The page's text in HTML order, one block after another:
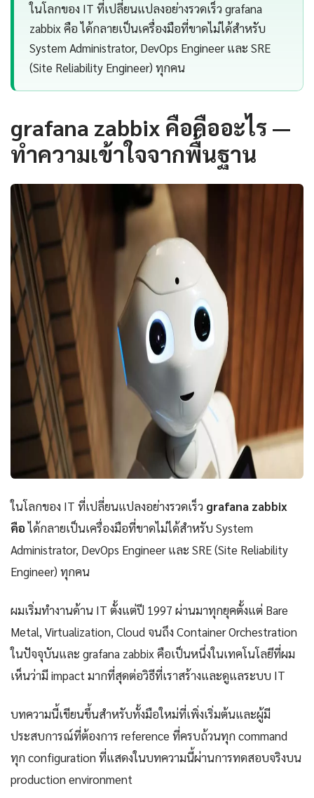
ในโลกของ IT ที่เปลี่ยนแปลงอย่างรวดเร็ว grafana
zabbix คือ ได้กลายเป็นเครื่องมือที่ขาดไม่ได้สำหรับ
System Administrator, DevOps Engineer และ SRE
(Site Reliability Engineer) ทุกคน
grafana zabbix คือคืออะไร —
ทำความเข้าใจจากพื้นฐาน
ในโลกของ IT ที่เปลี่ยนแปลงอย่างรวดเร็ว grafana zabbix
คือได้กลายเป็นเครื่องมือที่ขาดไม่ได้สำหรับ System
Administrator, DevOps Engineer และ SRE (Site Reliability
Engineer) ทุกคน
ผมเริ่มทำงานด้าน IT ตั้งแต่ปี 1997 ผ่านมาทุกยุคตั้งแต่ Bare
Metal, Virtualization, Cloud จนถึง Container Orchestration
ในปัจจุบันและ grafana zabbix คือเป็นหนึ่งในเทคโนโลยีที่ผม
เห็นว่ามี impact มากที่สุดต่อวิธีที่เราสร้างและดูแลระบบ IT
บทความนี้เขียนขึ้นสำหรับทั้งมือใหม่ที่เพิ่งเริ่มต้นและผู้มี
ประสบการณ์ที่ต้องการ reference ที่ครบถ้วนทุก command
ทุก configuration ที่แสดงในบทความนี้ผ่านการทดสอบจริงบน
production environment